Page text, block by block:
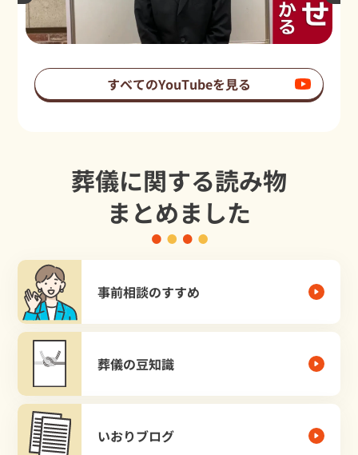
すべてのYouTubeを見る
葬儀に関する読み物
まとめました
事前相談のすすめ
葬儀の豆知識
いおりブログ